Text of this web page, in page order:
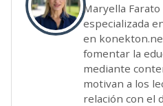
Maryella
especializada
en
fomentar la
mediante
motivan a los
relación con el